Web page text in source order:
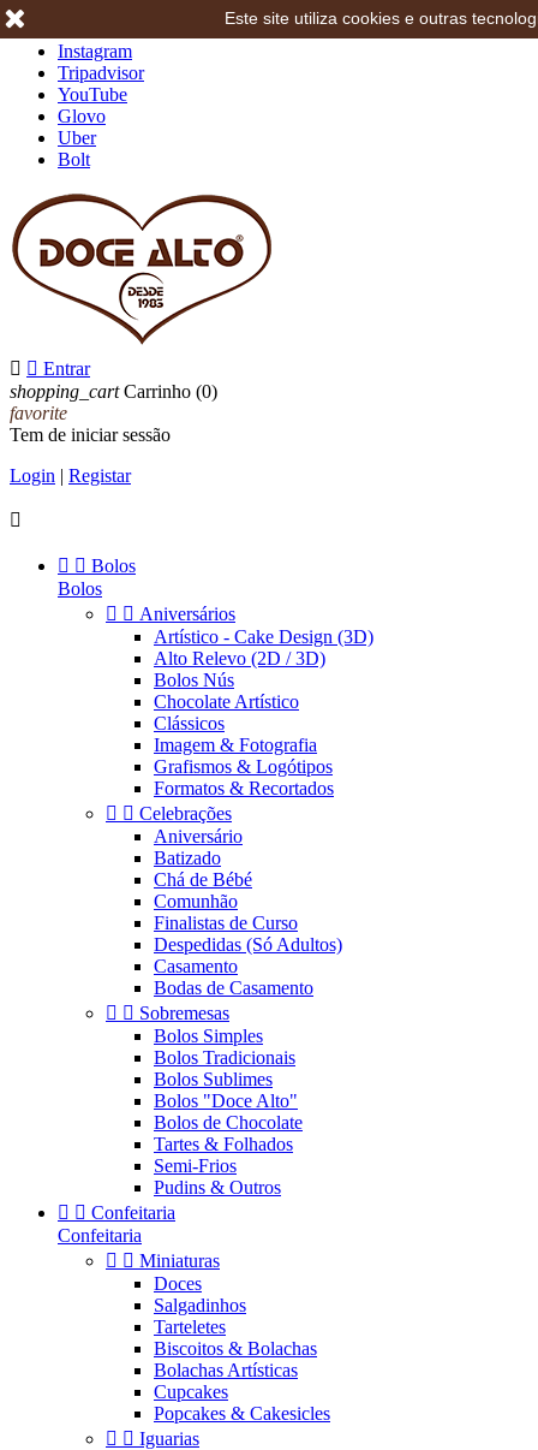
Instagram
Tripadvisor
YouTube
Glovo
Uber
Bolt
  Entrar
shopping_cart Carrinho (0)
favorite
Tem de iniciar sessão
Login | Registar

  Bolos
Bolos
  Aniversários
Artístico - Cake Design (3D)
Alto Relevo (2D / 3D)
Bolos Nús
Chocolate Artístico
Clássicos
Imagem & Fotografia
Grafismos & Logótipos
Formatos & Recortados
  Celebrações
Aniversário
Batizado
Chá de Bébé
Comunhão
Finalistas de Curso
Despedidas (Só Adultos)
Casamento
Bodas de Casamento
  Sobremesas
Bolos Simples
Bolos Tradicionais
Bolos Sublimes
Bolos "Doce Alto"
Bolos de Chocolate
Tartes & Folhados
Semi-Frios
Pudins & Outros
  Confeitaria
Confeitaria
  Miniaturas
Doces
Salgadinhos
Tarteletes
Biscoitos & Bolachas
Bolachas Artísticas
Cupcakes
Popcakes & Cakesicles
  Iguarias
Este site utiliza cookies e outras